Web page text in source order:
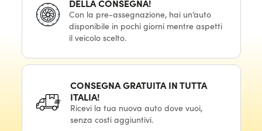
DELLA CONSEGNA!
Con la pre-assegnazione, hai un’auto
disponibile in pochi giorni mentre aspetti
il veicolo scelto.
CONSEGNA GRATUITA IN TUTTA
ITALIA!
Ricevi la tua nuova auto dove vuoi,
senza costi aggiuntivi.